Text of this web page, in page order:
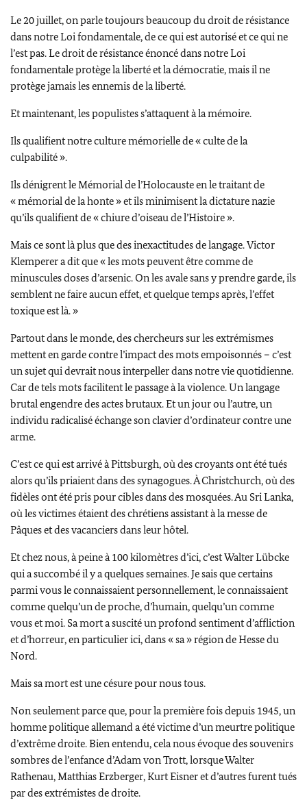
Le 20 juillet, on parle toujours beaucoup du droit de résistance
dans notre Loi fondamentale, de ce qui est autorisé et ce qui ne
l’est pas. Le droit de résistance énoncé dans notre Loi
fondamentale protège la liberté et la démocratie, mais il ne
protège jamais les ennemis de la liberté.
Et maintenant, les populistes s’attaquent à la mémoire.
Ils qualifient notre culture mémorielle de « culte de la
culpabilité ».
Ils dénigrent le Mémorial de l’Holocauste en le traitant de
« mémorial de la honte » et ils minimisent la dictature nazie
qu’ils qualifient de « chiure d’oiseau de l’Histoire ».
Mais ce sont là plus que des inexactitudes de langage.Victor
Klemperera dit que « les mots peuvent être comme de
minuscules doses d’arsenic. On les avale sans y prendre garde, ils
semblent ne faire aucun effet, et quelque temps après, l’effet
toxique est là. »
Partout dans le monde, des chercheurs sur les extrémismes
mettent en garde contre l’impact des mots empoisonnés – c’est
un sujet qui devrait nous interpeller dans notre vie quotidienne.
Car de tels mots facilitent le passage à la violence. Un langage
brutal engendre des actes brutaux. Et un jour ou l’autre, un
individu radicalisé échange son clavier d’ordinateur contre une
arme.
C’est ce qui est arrivé à Pittsburgh, où des croyants ont été tués
alors qu’ils priaient dans des synagogues. À Christchurch, où des
fidèles ont été pris pour cibles dans des mosquées. Au Sri Lanka,
où les victimes étaient des chrétiens assistant à la messe de
Pâques et des vacanciers dans leur hôtel.
Et chez nous, à peine à 100 kilomètres d’ici, c’estWalter Lübcke
qui a succombé il y a quelques semaines. Je sais que certains
parmi vous le connaissaient personnellement, le connaissaient
comme quelqu’un de proche, d’humain, quelqu’un comme
vous et moi. Sa mort a suscité un profond sentiment d’affliction
et d’horreur, en particulier ici, dans « sa » région de Hesse du
Nord.
Mais sa mort est une césure pour nous tous.
Non seulement parce que, pour la première fois depuis 1945, un
homme politique allemand a été victime d’un meurtre politique
d’extrême droite. Bien entendu, cela nous évoque des souvenirs
sombres de l’enfanced’Adam von Trott, lorsque Walter
Rathenau,Matthias Erzberger,Kurt Eisneret d’autres furent tués
par des extrémistes de droite.